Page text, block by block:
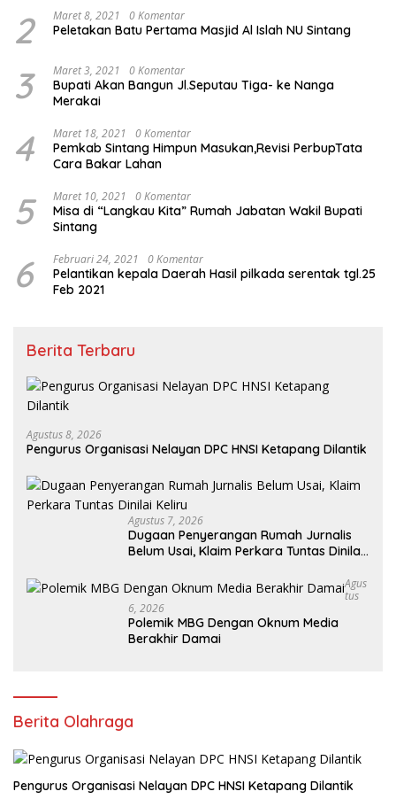
2 Maret 8, 2021 0 Komentar
Peletakan Batu Pertama Masjid Al Islah NU Sintang
3 Maret 3, 2021 0 Komentar
Bupati Akan Bangun Jl.Seputau Tiga- ke Nanga
Merakai
4 Maret 18, 2021 0 Komentar
Pemkab Sintang Himpun Masukan,Revisi PerbupTata
Cara Bakar Lahan
5 Maret 10, 2021 0 Komentar
Misa di “Langkau Kita” Rumah Jabatan Wakil Bupati
Sintang
6 Februari 24, 2021 0 Komentar
Pelantikan kepala Daerah Hasil pilkada serentak tgl.25
Feb 2021
Berita Terbaru
Agustus 8, 2026
Pengurus Organisasi Nelayan DPC HNSI Ketapang Dilantik
Agustus 7, 2026
Dugaan Penyerangan Rumah Jurnalis
Belum Usai, Klaim Perkara Tuntas Dinilai
Agus
Tus
6, 2026
Polemik MBG Dengan Oknum Media
Berakhir Damai
Berita Olahraga
Pengurus Organisasi Nelayan DPC HNSI Ketapang Dilantik